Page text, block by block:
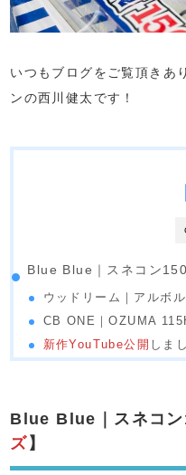
いつもブログをご覧頂きあ
ンの西川健太です！
Blue Blue｜スネコン
ウッドリーム｜アルボ
CB ONE｜OZUMA
新作YouTube公開 しま
Blue Blue｜スネコン
ズ 】